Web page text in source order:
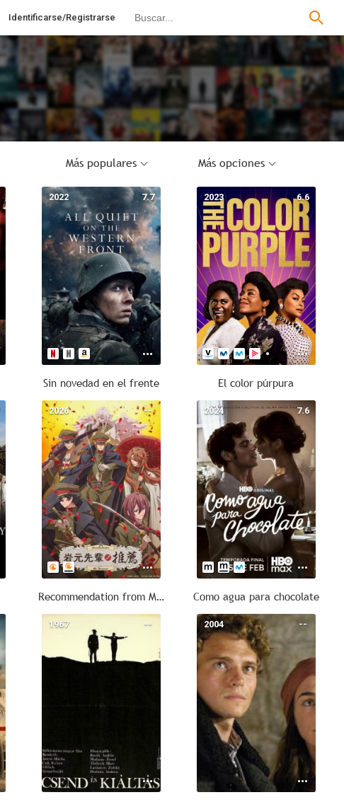
Identificarse/Registrarse
Más populares Más opciones
7.7
2022
Sin novedad en el frente
6.6
2023
El color púrpura
--
2026
Recommendation from Mr. Iwamoto
7.6
2024
Como agua para chocolate
--
1967 --
2004